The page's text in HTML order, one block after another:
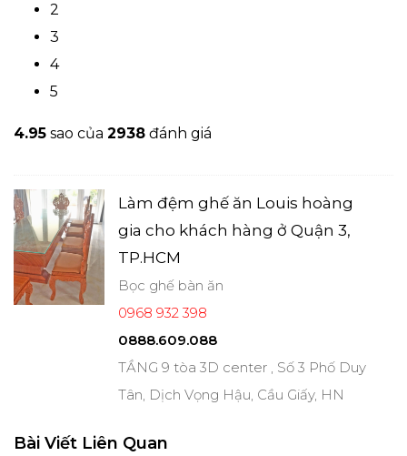
2
3
4
5
4.95 sao của 2938 đánh giá
Làm đệm ghế ăn Louis hoàng
gia cho khách hàng ở Quận 3,
TP.HCM
Bọc ghế bàn ăn
0968 932 398
0888.609.088
TẦNG 9 tòa 3D center , Số 3 Phố Duy
Tân, Dịch Vọng Hậu, Cầu Giấy, HN
Bài Viết Liên Quan